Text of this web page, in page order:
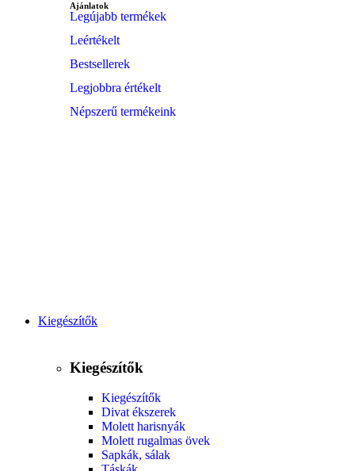
Ajánlatok
Legújabb termékek
Leértékelt
Bestsellerek
Legjobbra értékelt
Népszerű termékeink
Kiegészítők
Kiegészítők
Kiegészítők
Divat ékszerek
Molett harisnyák
Molett rugalmas övek
Sapkák, sálak